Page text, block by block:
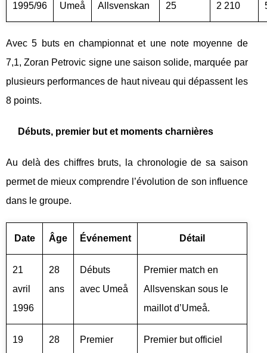
1995/96 Umeå Allsvenskan 25 2 210
Avec 5 buts en championnat et une note moyenne de
7,1, Zoran Petrovic signe une saison solide, marquée par
plusieurs performances de haut niveau qui dépassent les
8 points.
Débuts, premier but et moments charnières
Au delà des chiffres bruts, la chronologie de sa saison
permet de mieux comprendre l’évolution de son influence
dans le groupe.
Date Âge Événement Détail
21
avril
1996
28
ans
Débuts
avec Umeå
Premier match en
Allsvenskan sous le
maillot d’Umeå.
19 28 Premier Premier but officiel